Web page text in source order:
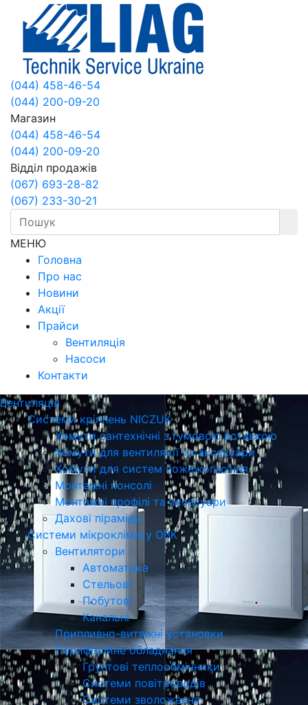
(044) 458-46-54
(044) 200-09-20
Магазин
(044) 458-46-54
(044) 200-09-20
Відділ продажів
(067) 693-28-82
(067) 233-30-21
МЕНЮ
Головна
Про нас
Новини
Акції
Прайси
Вентиляція
Насоси
Контакти
Вентиляція
Системи кріплень NICZUK
Хомути сантехнічні з гумовою вставкою
Хомути для вентиляції та аксесуари
Хомути для систем пожежогасіння
Монтажні консолі
Монтажні профілі та аксесуари
Дахові піраміди
Системи мікроклімату ОВК
Вентилятори
Автоматика
Стельові
Побутові
Канальні
Припливно-витяжні установки
Периферійне обладнання
Грунтові теплообмінники
Системи повітроводів
Системи зволоження